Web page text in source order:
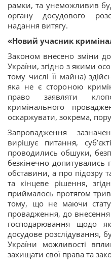
рамки, та унеможливив
органу досудового
надання витягу.
«Новий учасник
Законом внесено зміни
України, згідно з якими
тому числі її майна)
яка не є стороною
право заявляти
кримінального
оскаржувати, зокрема,
Запровадження
вирішує питання,
проводились обшуки,
безкінечно допитувались
обставини, а про підозру
та кінцеве рішення,
приймалось протягом
тому, що не маючи
провадження, до внесення
господарювання щодо
досудове розслідування,
України можливості
захищати свої права та